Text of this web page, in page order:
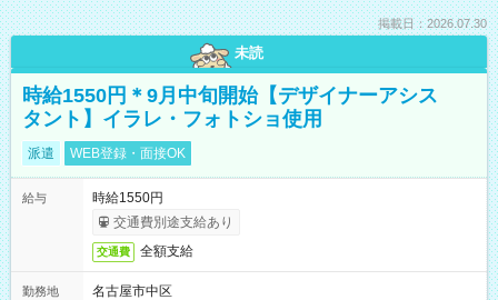
掲載日：2026.07.30
未読
時給1550円＊9月中旬開始【デザイナーアシス
タント】イラレ・フォトショ使用
派遣 WEB登録・面接OK
給与
時給1550円
交通費別途支給あり
交通費 全額支給
勤務地
名古屋市中区